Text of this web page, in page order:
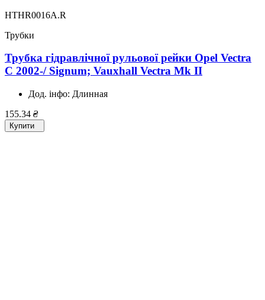
HTHR0016A.R
Трубки
Трубка гідравлічної рульової рейки Opel Vectra
C 2002-/ Signum; Vauxhall Vectra Mk II
Дод. інфо: Длинная
155.34 ₴
Купити